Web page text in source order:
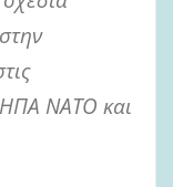
ΗΠΑ ΝΑΤΟ και